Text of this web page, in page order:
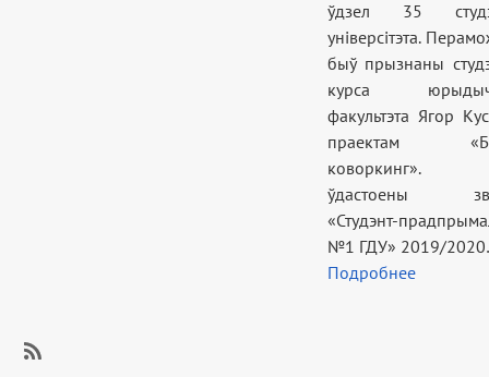
ўдзел 35
універсітэта.
быў прызнаны
курса
факультэта Ягор
праектам
ўдастоены
«Студэнт-
№1 ГДУ» 2019/
Подробнее